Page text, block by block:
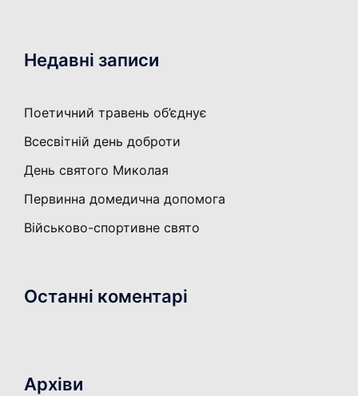
Недавні записи
Поетичний травень об’єднує
Всесвітній день доброти
День святого Миколая
Первинна домедична допомога
Військово-спортивне свято
Останні коментарі
Архіви